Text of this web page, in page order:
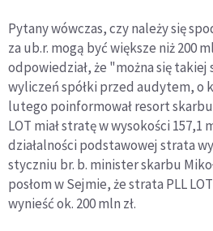
Pytany wówczas, czy należy się
za ub.r. mogą być większe niż 200
odpowiedział, że "można się
wyliczeń spółki przed audytem, o
lutego poinformował resort skarbu
LOT miał stratę w wysokości 157,1
działalności podstawowej strata
styczniu br. b. minister skarbu
posłom w Sejmie, że strata PLL
wynieść ok. 200 mln zł.